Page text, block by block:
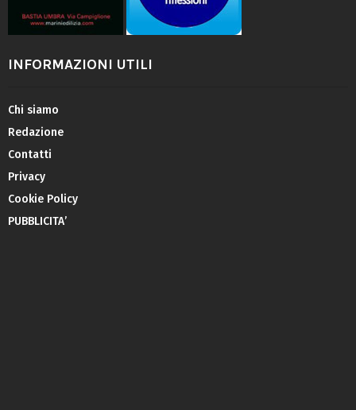
INFORMAZIONI UTILI
Chi siamo
Redazione
Contatti
Privacy
Cookie Policy
PUBBLICITA’